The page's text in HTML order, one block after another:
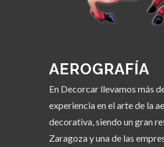
AEROGRAFÍA
En Decorcar llevamos más
experiencia en el arte de la
decorativa, siendo un gran
Zaragoza y una de las